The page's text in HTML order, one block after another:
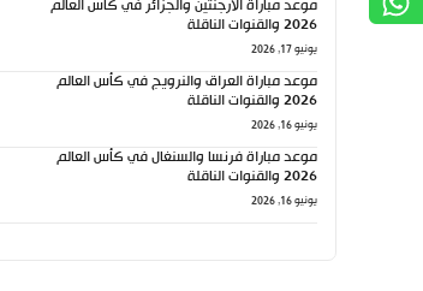
موعد مباراة الأرجنتين والجزائر في كأس العالم
2026 والقنوات الناقلة
يونيو 17, 2026
موعد مباراة العراق والنرويج في كأس العالم
2026 والقنوات الناقلة
يونيو 16, 2026
موعد مباراة فرنسا والسنغال في كأس العالم
2026 والقنوات الناقلة
يونيو 16, 2026